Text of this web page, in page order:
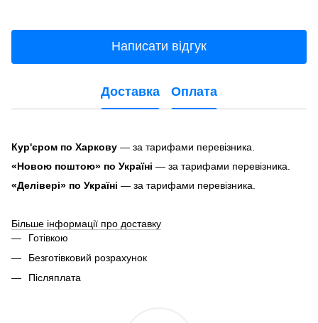
Написати відгук
Доставка Оплата
Кур'єром по Харкову — за тарифами перевізника.
«Новою поштою» по Україні — за тарифами перевізника.
«Делівері» по Україні — за тарифами перевізника.
Більше інформації про доставку
Готівкою
Безготівковий розрахунок
Післяплата